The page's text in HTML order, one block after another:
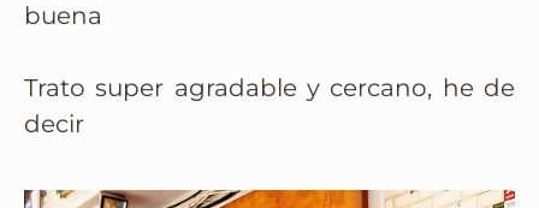
buena
Trato super agradable y cercano, he de
decir